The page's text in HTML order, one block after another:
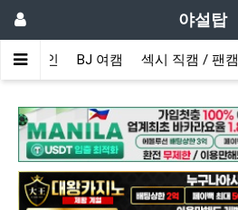
야설탑
메인 BJ 여캠 섹시 직캠 / 팬캠